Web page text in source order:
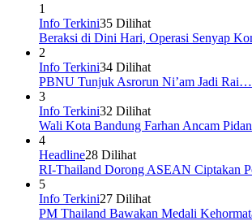
1
Info Terkini35 Dilihat
Beraksi di Dini Hari, Operasi Senyap
2
Info Terkini34 Dilihat
PBNU Tunjuk Asrorun Ni’am Jadi Rai…
3
Info Terkini32 Dilihat
Wali Kota Bandung Farhan Ancam
4
Headline28 Dilihat
RI-Thailand Dorong ASEAN Ciptakan
5
Info Terkini27 Dilihat
PM Thailand Bawakan Medali